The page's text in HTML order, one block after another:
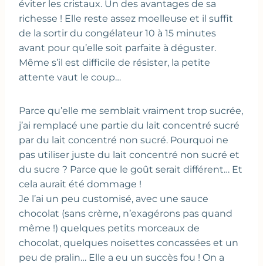
éviter les cristaux. Un des avantages de sa
richesse ! Elle reste assez moelleuse et il suffit
de la sortir du congélateur 10 à 15 minutes
avant pour qu’elle soit parfaite à déguster.
Même s’il est difficile de résister, la petite
attente vaut le coup…
Parce qu’elle me semblait vraiment trop sucrée,
j’ai remplacé une partie du lait concentré sucré
par du lait concentré non sucré. Pourquoi ne
pas utiliser juste du lait concentré non sucré et
du sucre ? Parce que le goût serait différent… Et
cela aurait été dommage !
Je l’ai un peu customisé, avec une sauce
chocolat (sans crème, n’exagérons pas quand
même !) quelques petits morceaux de
chocolat, quelques noisettes concassées et un
peu de pralin… Elle a eu un succès fou ! On a